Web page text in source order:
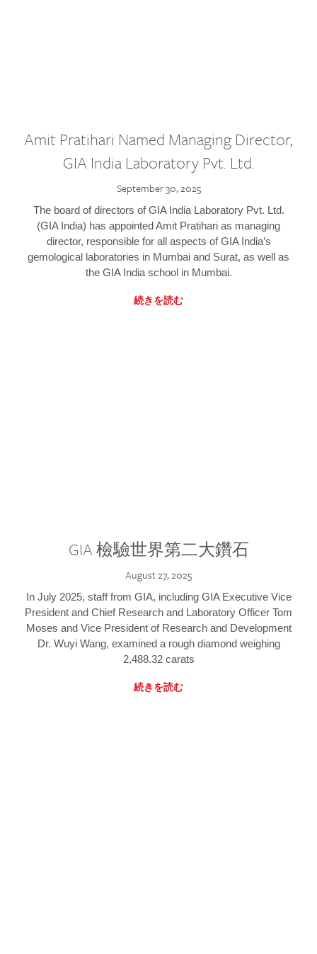
Amit Pratihari Named Managing Director,
GIA India Laboratory Pvt. Ltd.
September 30, 2025
The board of directors of GIA India Laboratory Pvt. Ltd.
(GIA India) has appointed Amit Pratihari as managing
director, responsible for all aspects of GIA India’s
gemological laboratories in Mumbai and Surat, as well as
the GIA India school in Mumbai.
続きを読む
GIA 檢驗世界第二大鑽石
August 27, 2025
In July 2025, staff from GIA, including GIA Executive Vice
President and Chief Research and Laboratory Officer Tom
Moses and Vice President of Research and Development
Dr. Wuyi Wang, examined a rough diamond weighing
2,488.32 carats
続きを読む